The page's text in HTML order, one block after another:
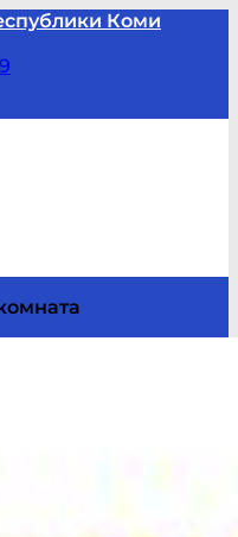
Коми